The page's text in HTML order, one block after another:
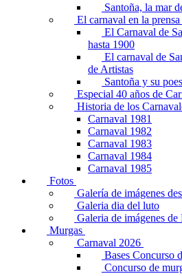
Santoña, la mar
El carnaval en la
El Carnaval de
hasta 1900
El carnaval de
de Artistas
Santoña y su
Especial 40 años de
Historia de los
Carnaval 1981
Carnaval 1982
Carnaval 1983
Carnaval 1984
Carnaval 1985
Fotos
Galería de imágenes
Galeria dia del luto
Galeria de imágenes de
Murgas
Carnaval 2026
Bases Concurso
Concurso de